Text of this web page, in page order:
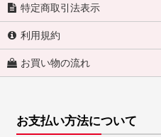
特定商取引法表示
利用規約
お買い物の流れ
お支払い方法について